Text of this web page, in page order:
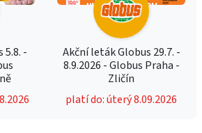
5.8. -
Akční leták Globus 29.7. -
8.9.2026 - Globus Praha -
Zličín
platí do: úterý 8.09.2026